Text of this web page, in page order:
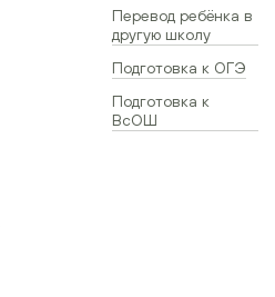
Перевод ребёнка в
другую школу
Подготовка к ОГЭ
Подготовка к
ВсОШ